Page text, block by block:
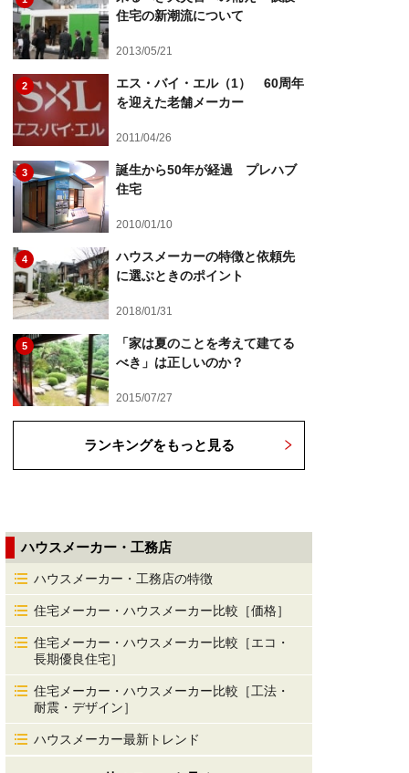
住宅の新潮流について
2013/05/21
2
エス・バイ・エル（1） 60周年
を迎えた老舗メーカー
2011/04/26
3
誕生から50年が経過 プレハブ
住宅
2010/01/10
4
ハウスメーカーの特徴と依頼先
に選ぶときのポイント
2018/01/31
5
「家は夏のことを考えて建てる
べき」は正しいのか？
2015/07/27
ランキングをもっと見る
ハウスメーカー・工務店
ハウスメーカー・工務店の特徴
住宅メーカー・ハウスメーカー比較［価格］
住宅メーカー・ハウスメーカー比較［エコ・
長期優良住宅］
住宅メーカー・ハウスメーカー比較［工法・
耐震・デザイン］
ハウスメーカー最新トレンド